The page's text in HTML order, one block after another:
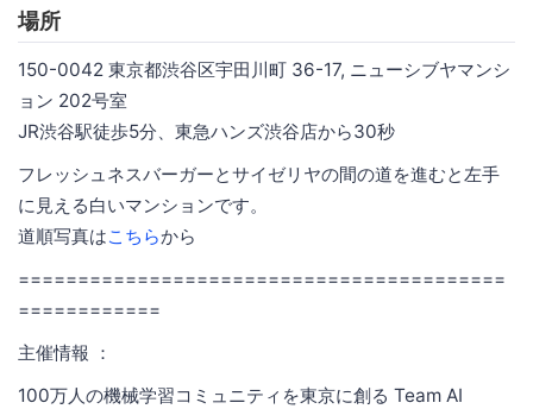
場所
150-0042 東京都渋谷区宇田川町 36-17, ニューシブヤマンシ
ョン 202号室
JR渋谷駅徒歩5分、東急ハンズ渋谷店から30秒
フレッシュネスバーガーとサイゼリヤの間の道を進むと左手
に見える白いマンションです。
道順写真はこちらから
=========================================
============
主催情報 ：
100万人の機械学習コミュニティを東京に創る Team AI